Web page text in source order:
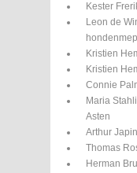
Kester
Leon de
Kristien
Kristien
Connie
Maria
Asten
Arthur
Thomas
Herman